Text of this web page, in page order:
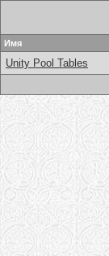
Имя
Unity Pool Tables